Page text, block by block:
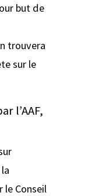
but de
trouvera
sur le
l’AAF,
le Conseil